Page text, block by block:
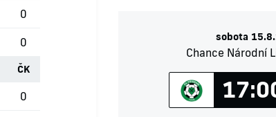
0
0
ČK
0
sobota
Chance Národní